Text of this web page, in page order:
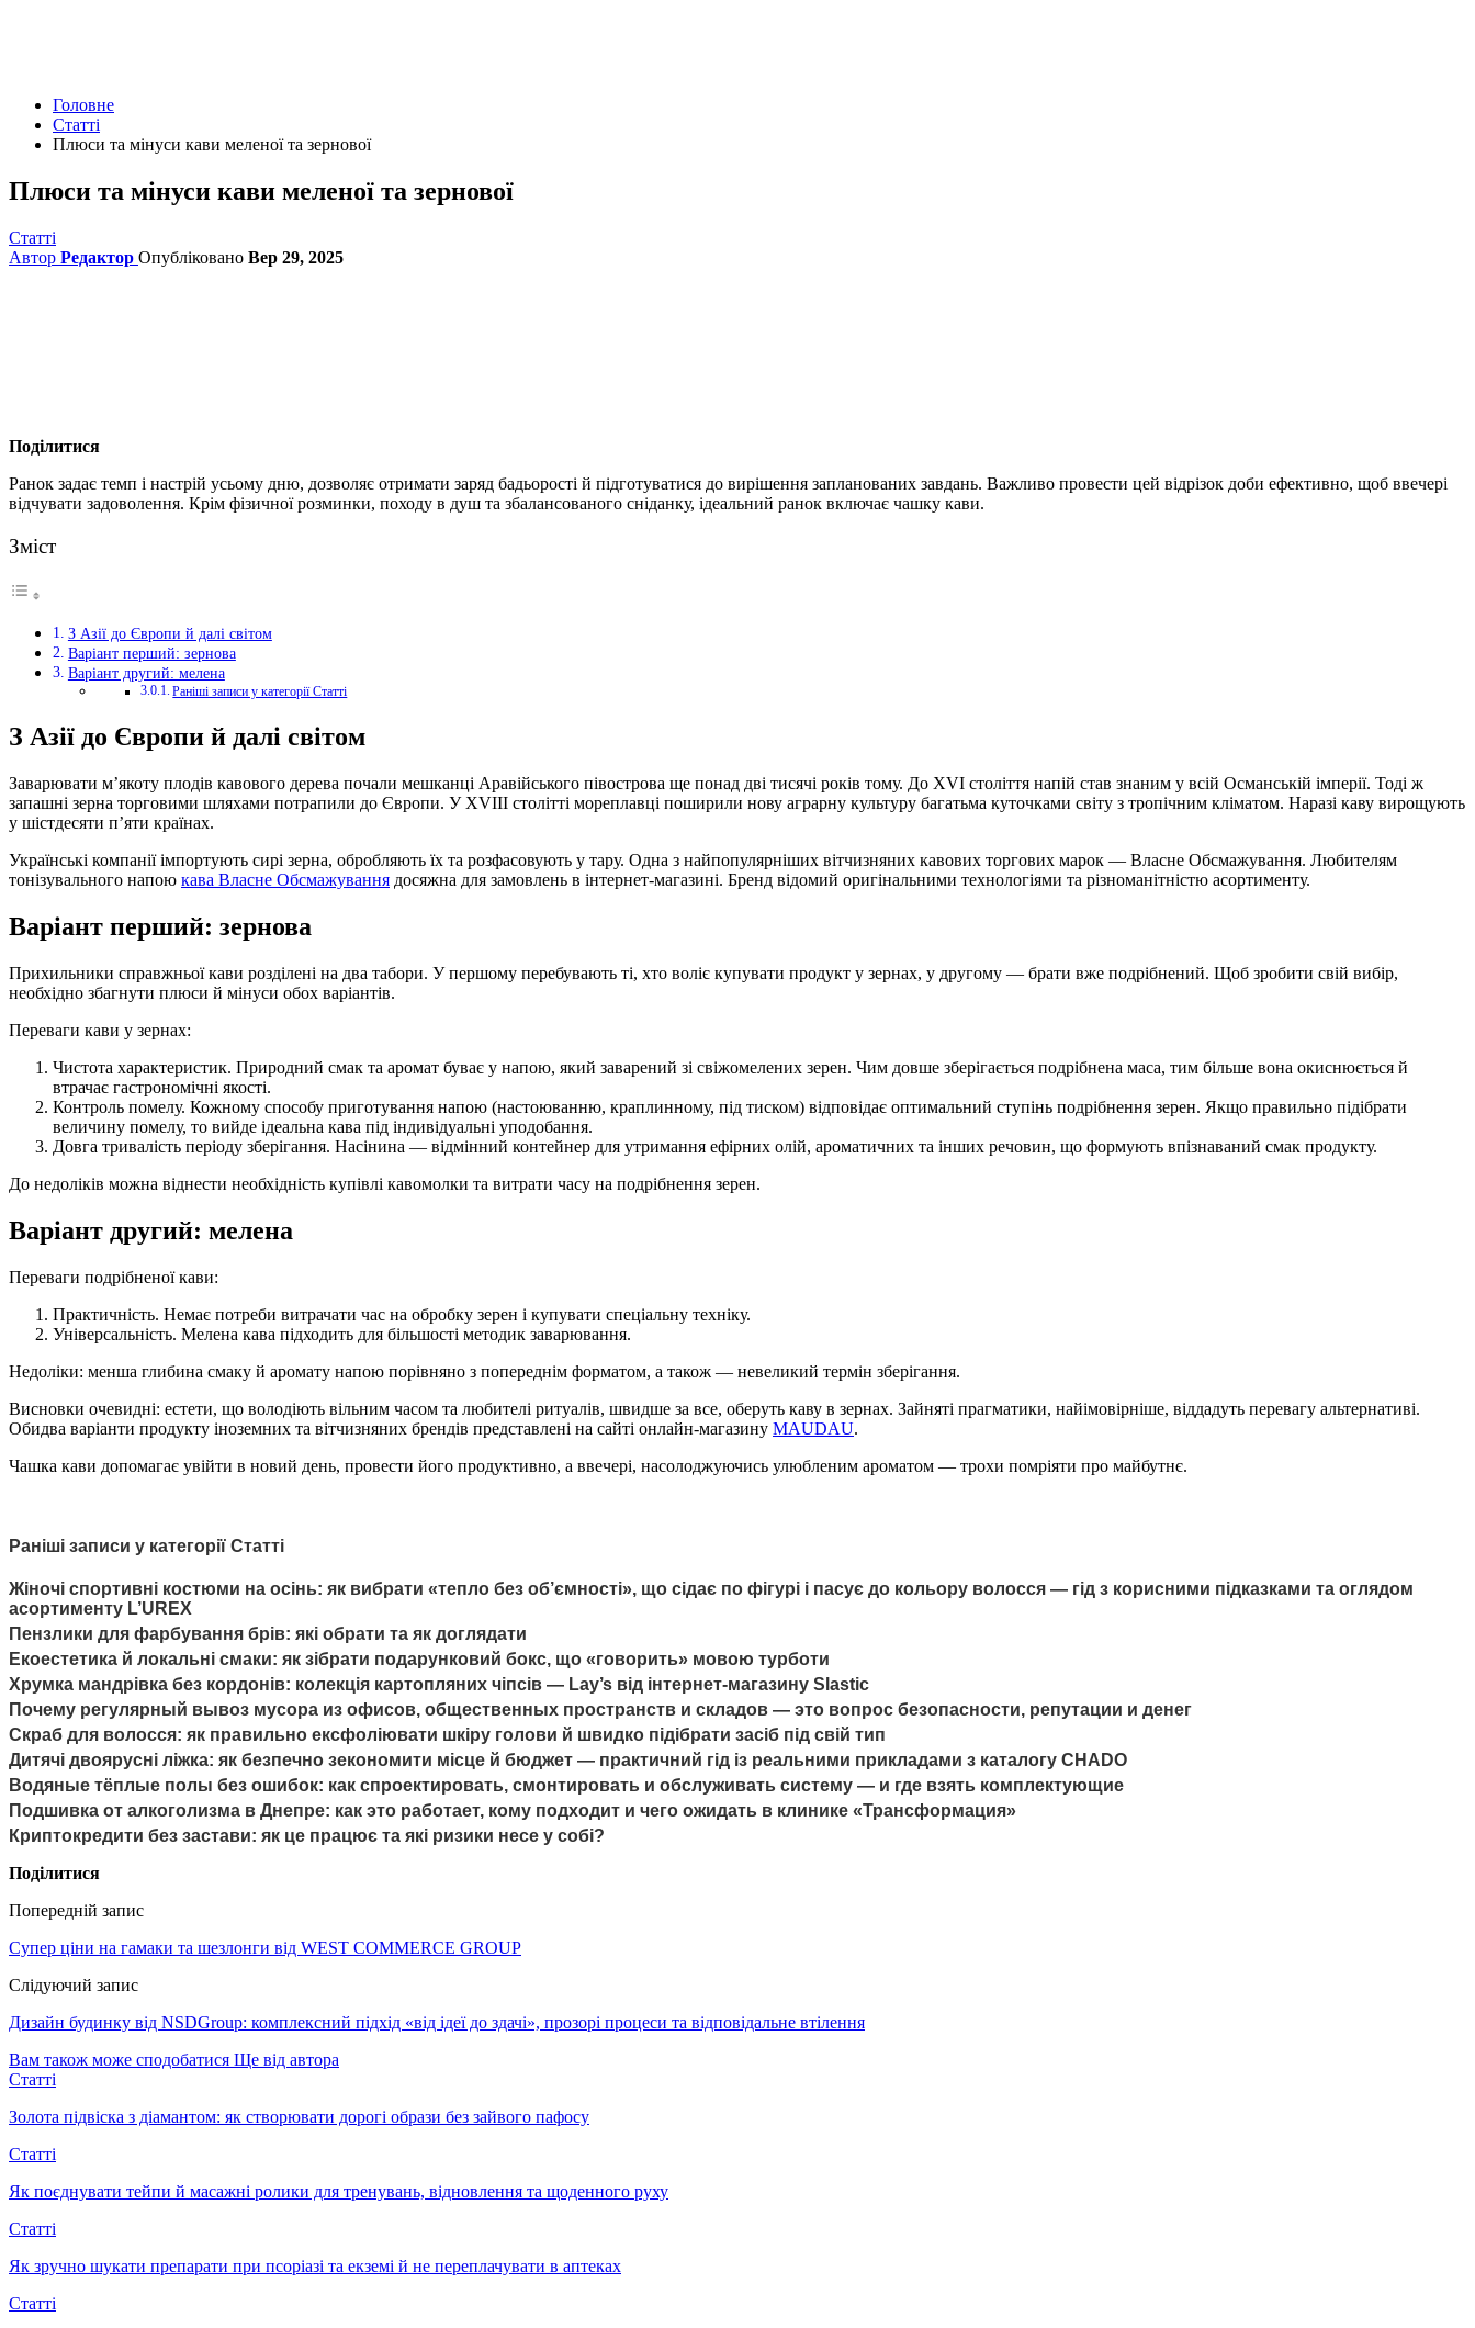
Головне
Статті
Плюси та мінуси кави меленої та зернової
Плюси та мінуси кави меленої та зернової
Статті
Автор Редактор Опубліковано Вер 29, 2025
Поділитися
Ранок задає темп і настрій усьому дню, дозволяє отримати заряд бадьорості й підготуватися до вирішення запланованих завдань. Важливо провести цей відрізок доби ефективно, щоб ввечері
відчувати задоволення. Крім фізичної розминки, походу в душ та збалансованого сніданку, ідеальний ранок включає чашку кави.
Зміст
З Азії до Європи й далі світом
Варіант перший: зернова
Варіант другий: мелена
Раніші записи у категорії Статті
З Азії до Європи й далі світом
Заварювати м’якоту плодів кавового дерева почали мешканці Аравійського півострова ще понад дві тисячі років тому. До XVI століття напій став знаним у всій Османській імперії. Тоді ж
запашні зерна торговими шляхами потрапили до Європи. У XVIII столітті мореплавці поширили нову аграрну культуру багатьма куточками світу з тропічним кліматом. Наразі каву вирощують
у шістдесяти п’яти країнах.
Українські компанії імпортують сирі зерна, обробляють їх та розфасовують у тару. Одна з найпопулярніших вітчизняних кавових торгових марок — Власне Обсмажування. Любителям
тонізувального напою кава Власне Обсмажування досяжна для замовлень в інтернет-магазині. Бренд відомий оригінальними технологіями та різноманітністю асортименту.
Варіант перший: зернова
Прихильники справжньої кави розділені на два табори. У першому перебувають ті, хто воліє купувати продукт у зернах, у другому — брати вже подрібнений. Щоб зробити свій вибір,
необхідно збагнути плюси й мінуси обох варіантів.
Переваги кави у зернах:
Чистота характеристик. Природний смак та аромат буває у напою, який заварений зі свіжомелених зерен. Чим довше зберігається подрібнена маса, тим більше вона окиснюється й
втрачає гастрономічні якості.
Контроль помелу. Кожному способу приготування напою (настоюванню, краплинному, під тиском) відповідає оптимальний ступінь подрібнення зерен. Якщо правильно підібрати
величину помелу, то вийде ідеальна кава під індивідуальні уподобання.
Довга тривалість періоду зберігання. Насінина — відмінний контейнер для утримання ефірних олій, ароматичних та інших речовин, що формують впізнаваний смак продукту.
До недоліків можна віднести необхідність купівлі кавомолки та витрати часу на подрібнення зерен.
Варіант другий: мелена
Переваги подрібненої кави:
Практичність. Немає потреби витрачати час на обробку зерен і купувати спеціальну техніку.
Універсальність. Мелена кава підходить для більшості методик заварювання.
Недоліки: менша глибина смаку й аромату напою порівняно з попереднім форматом, а також — невеликий термін зберігання.
Висновки очевидні: естети, що володіють вільним часом та любителі ритуалів, швидше за все, оберуть каву в зернах. Зайняті прагматики, найімовірніше, віддадуть перевагу альтернативі.
Обидва варіанти продукту іноземних та вітчизняних брендів представлені на сайті онлайн-магазину MAUDAU.
Чашка кави допомагає увійти в новий день, провести його продуктивно, а ввечері, насолоджуючись улюбленим ароматом — трохи помріяти про майбутнє.
Раніші записи у категорії Статті
Жіночі спортивні костюми на осінь: як вибрати «тепло без об’ємності», що сідає по фігурі і пасує до кольору волосся — гід з корисними підказками та оглядом
асортименту L’UREX
Пензлики для фарбування брів: які обрати та як доглядати
Екоестетика й локальні смаки: як зібрати подарунковий бокс, що «говорить» мовою турботи
Хрумка мандрівка без кордонів: колекція картопляних чіпсів — Lay’s від інтернет-магазину Slastic
Почему регулярный вывоз мусора из офисов, общественных пространств и складов — это вопрос безопасности, репутации и денег
Скраб для волосся: як правильно ексфоліювати шкіру голови й швидко підібрати засіб під свій тип
Дитячі двоярусні ліжка: як безпечно зекономити місце й бюджет — практичний гід із реальними прикладами з каталогу CHADO
Водяные тёплые полы без ошибок: как спроектировать, смонтировать и обслуживать систему — и где взять комплектующие
Подшивка от алкоголизма в Днепре: как это работает, кому подходит и чего ожидать в клинике «Трансформация»
Криптокредити без застави: як це працює та які ризики несе у собі?
Поділитися
Попередній запис
Супер ціни на гамаки та шезлонги від WEST COMMERCE GROUP
Слідуючий запис
Дизайн будинку від NSDGroup: комплексний підхід «від ідеї до здачі», прозорі процеси та відповідальне втілення
Вам також може сподобатися Ще від автора
Статті
Золота підвіска з діамантом: як створювати дорогі образи без зайвого пафосу
Статті
Як поєднувати тейпи й масажні ролики для тренувань, відновлення та щоденного руху
Статті
Як зручно шукати препарати при псоріазі та екземі й не переплачувати в аптеках
Статті